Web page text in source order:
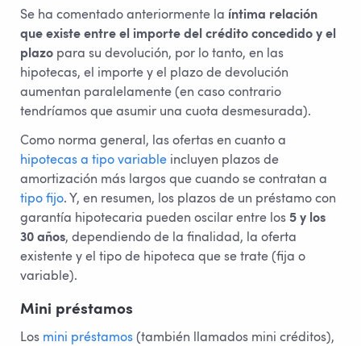
Se ha comentado anteriormente la íntima relación
que existe entre el importe del crédito concedido y el
plazo para su devolución, por lo tanto, en las
hipotecas, el importe y el plazo de devolución
aumentan paralelamente (en caso contrario
tendríamos que asumir una cuota desmesurada).
Como norma general, las ofertas en cuanto a
hipotecas a tipo variable incluyen plazos de
amortización más largos que cuando se contratan a
tipo fijo. Y, en resumen, los plazos de un préstamo con
garantía hipotecaria pueden oscilar entre los 5 y los
30 años, dependiendo de la finalidad, la oferta
existente y el tipo de hipoteca que se trate (fija o
variable).
Mini préstamos
Los mini préstamos (también llamados mini créditos),